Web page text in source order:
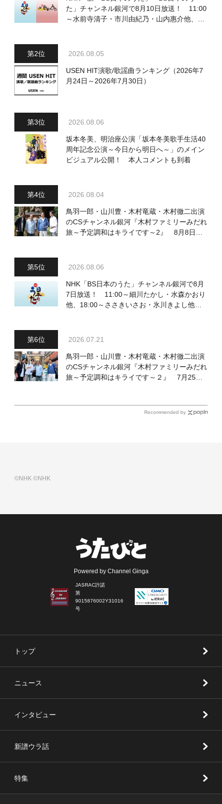
た」チャンネル銀河で8月10日放送！ 11:00
～水前寺清子・市川由紀乃・山内惠介他、
2026.08.05
USEN HIT演歌/歌謡曲ランキング（2026年7
月24日～2026年7月30日）
2026.08.06
坂本冬美、明治座公演「坂本冬美歌手生活40
周年記念公演～今日から明日へ～」のメイン
ビジュアル公開！ 本人コメントも到着
2026.08.04
鳥羽一郎・山川豊・木村竜蔵・木村徹二出演
のCSチャンネル銀河『木村ファミリーみだれ
旅～予定調和はキライです～2』 8月8日
2026.08.06
NHK「BS日本のうた」チャンネル銀河で8月
7日放送！ 11:00～細川たかし・水森かおり
他、18:00～ささきいさお・氷川きよし他登
2026.07.21
鳥羽一郎・山川豊・木村竜蔵・木村徹二出演
のCSチャンネル銀河『木村ファミリーみだれ
旅～予定調和はキライです～２』 7月25日
Recommended by
©NHK©NHK
Powered by Channel Ginga
JASRAC許諾
第
9015876002Y31016
号
トップ
ニュース
インタビュー
新譜ウラ話
特集